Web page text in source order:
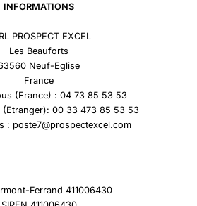
INFORMATIONS
PROSPECT EXCEL
Les Beauforts
Neuf-Eglise
France
(France) : 04 73 85 53 53
00 33 473 85 53 53
: poste7@prospectexcel.com
Ferrand 411006430